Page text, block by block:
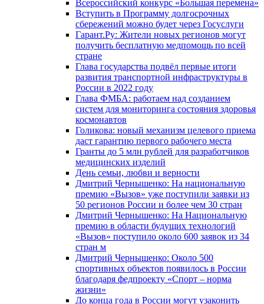
Всероссийский конкурс «Большая перемена»
Вступить в Программу долгосрочных
сбережений можно будет через Госуслуги
Гарант.Ру: Жители новых регионов могут
получить бесплатную медпомощь по всей
стране
Глава государства подвёл первые итоги
развития транспортной инфраструктуры в
России в 2022 году
Глава ФМБА: работаем над созданием
систем для мониторинга состояния здоровья
космонавтов
Голикова: новый механизм целевого приема
даст гарантию первого рабочего места
Гранты до 5 млн рублей для разработчиков
медицинских изделий
День семьи, любви и верности
Дмитрий Чернышенко: На национальную
премию «Вызов» уже поступили заявки из
50 регионов России и более чем 30 стран
Дмитрий Чернышенко: На Национальную
премию в области будущих технологий
«Вызов» поступило около 600 заявок из 34
стран м
Дмитрий Чернышенко: Около 500
спортивных объектов появилось в России
благодаря федпроекту «Спорт – норма
жизни»
До конца года в России могут узаконить